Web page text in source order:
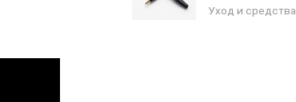
Уход и средства